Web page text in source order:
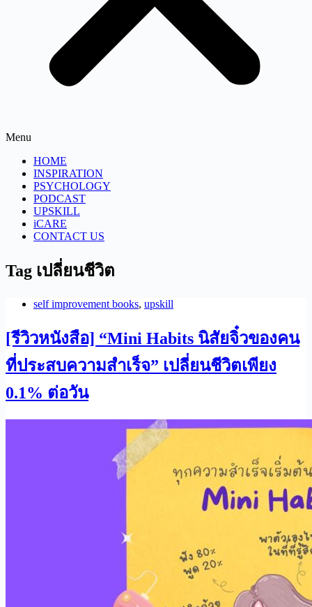
Menu
HOME
INSPIRATION
PSYCHOLOGY
PODCAST
UPSKILL
iCARE
CONTACT US
Tag เปลี่ยนชีวิต
self improvement books, upskill
[รีวิวหนังสือ] “Mini Habits นิสัยจิ๋วของคน
ที่ประสบความสำเร็จ” เปลี่ยนชีวิตเพียง
0.1% ต่อวัน